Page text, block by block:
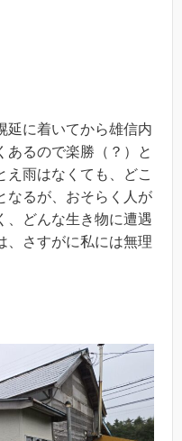
延に着いてから雄信内
あるので楽勝（？）と
え雨はなくても、どこ
なるが、おそらく人が
、どんな生き物に遭遇
、さすがに私には無理